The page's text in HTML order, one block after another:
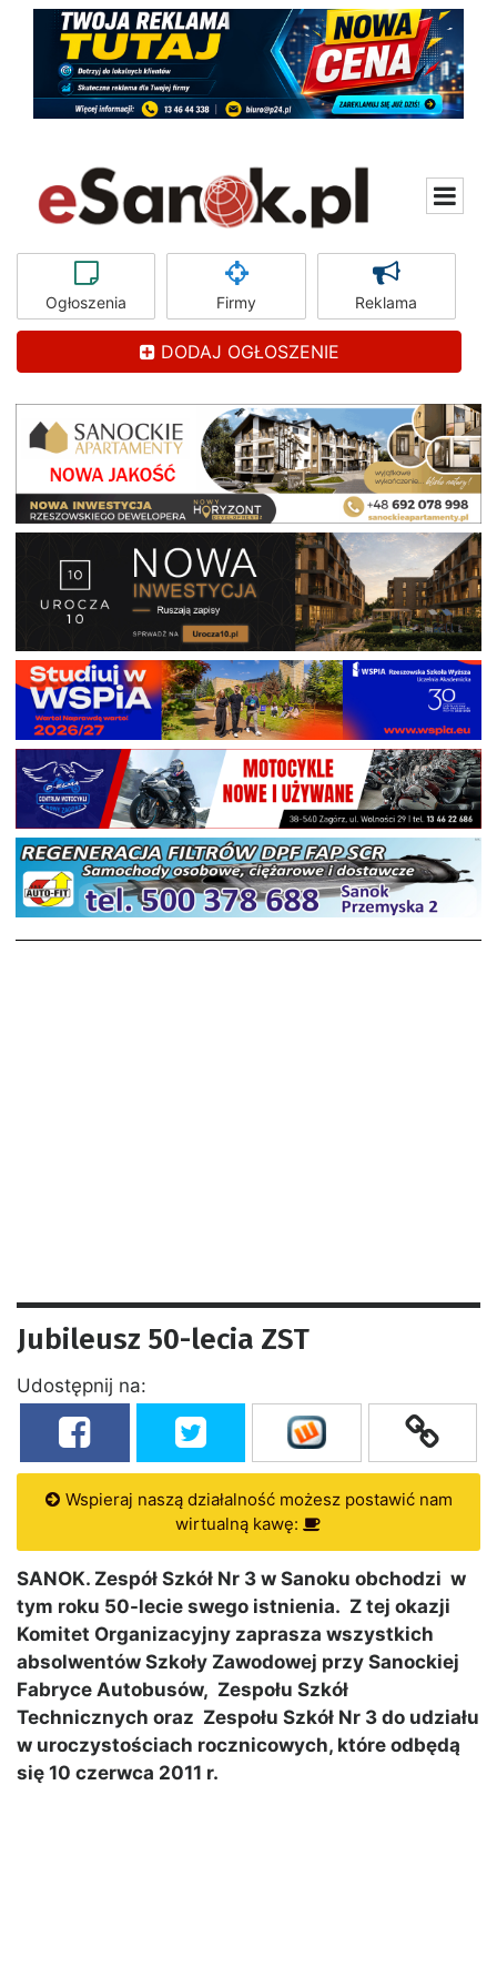
Ogłoszenia Firmy Reklama
DODAJ OGŁOSZENIE
Jubileusz 50-lecia ZST
Udostępnij na:
Wspieraj naszą działalność możesz postawić nam
wirtualną kawę:
SANOK. Zespół Szkół Nr 3 w Sanoku obchodzi w
tym roku 50-lecie swego istnienia. Z tej okazji
Komitet Organizacyjny zaprasza wszystkich
absolwentów Szkoły Zawodowej przy Sanockiej
Fabryce Autobusów, Zespołu Szkół
Technicznych oraz Zespołu Szkół Nr 3 do udziału
w uroczystościach rocznicowych, które odbędą
się 10 czerwca 2011 r.